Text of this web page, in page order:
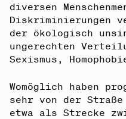
diversen
Diskriminierungen
der ökologisch
ungerechten
Sexismus,
Womöglich haben
sehr von der
etwa als Strecke